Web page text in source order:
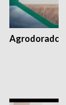
Agrodoradcy